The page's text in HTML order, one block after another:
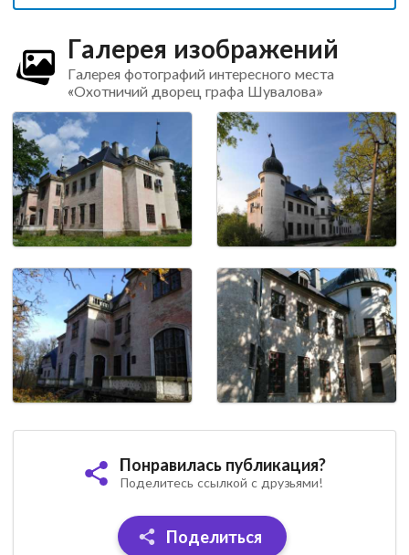
Галерея изображений
Галерея фотографий интересного места
«Охотничий дворец графа Шувалова»
Понравилась публикация?
Поделитесь ссылкой с друзьями!
Поделиться